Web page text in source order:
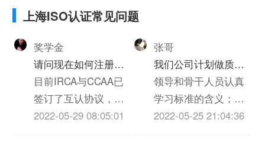
上海ISO认证常见问题
奖学金
请问现在如何注册
IRCA的iso9000审核
员
目前IRCA与CCAA已
签订了互认协议，
即：两个证书在国际
2022-05-29 08:05:01
张哥
我们公司计划做质量
环境体系认证，我们
应该怎么做？文件如
何编写？
领导和骨干人员认真
学习标准的含义；找
到企业与标准的差
2022-05-25 21:04:36